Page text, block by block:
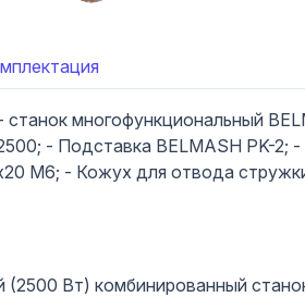
многофункциональный
- Подставка BELMASH PK-
M6; - Кожух для отвода
Вт) комбинированный